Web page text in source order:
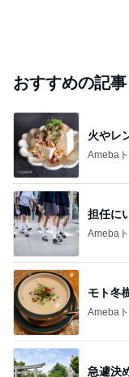
おすすめの記事
火やレ
Ameba
担任に
Ameba
モト冬
Ameba
急遽決